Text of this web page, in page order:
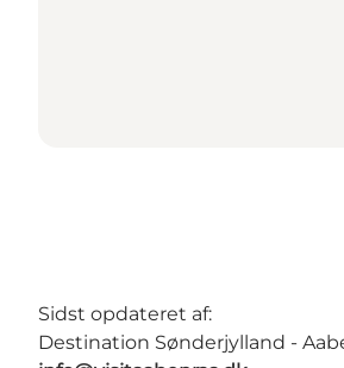
Sidst opdateret af:
Destination Sønderjylland -